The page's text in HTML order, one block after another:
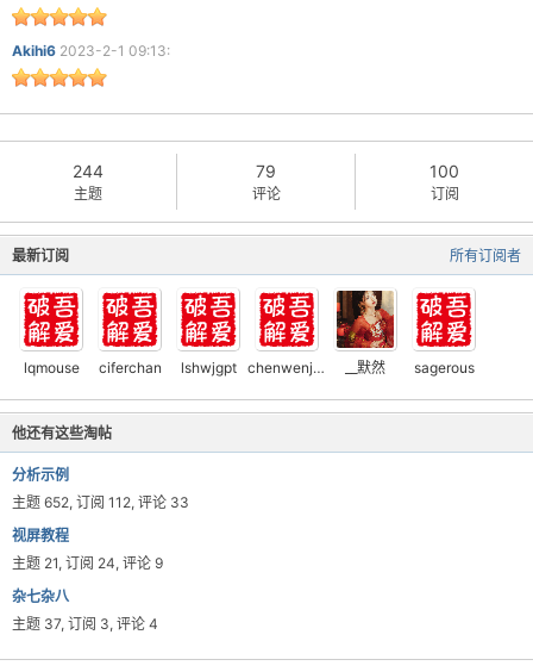
Akihi6 2023-2-1 09:13:
244
主题
79
评论
100
订阅
所有订阅者
最新订阅
lqmouse ciferchan lshwjgpt chenwenjund52pj __默然 sagerous
他还有这些淘帖
分析示例
主题 652, 订阅 112, 评论 33
视屏教程
主题 21, 订阅 24, 评论 9
杂七杂八
主题 37, 订阅 3, 评论 4